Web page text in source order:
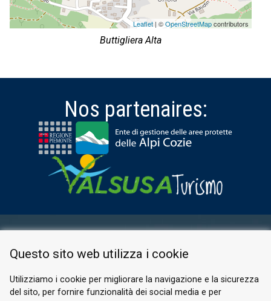
Leaflet | ©OpenStreetMapcontributors
Buttigliera Alta
Nos partenaires:
PRIVACY POLICY
Questo sito web utilizza i cookie
Utilizziamo i cookie per migliorare la navigazione e la sicurezza
del sito, per fornire funzionalità dei social media e per